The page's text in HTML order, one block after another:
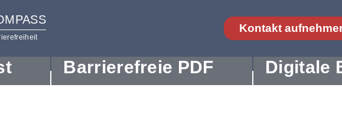
Kontakt
Barrierefreie PDF Digitale